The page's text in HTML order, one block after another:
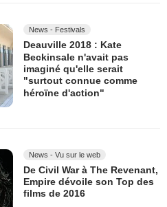
News - Festivals
Deauville 2018 : Kate
Beckinsale n'avait pas
imaginé qu'elle serait
"surtout connue comme
héroïne d'action"
News - Vu sur le web
De Civil War à The Revenant,
Empire dévoile son Top des
films de 2016